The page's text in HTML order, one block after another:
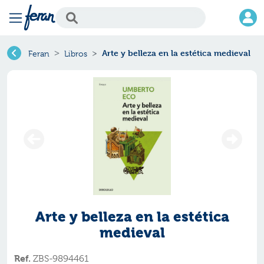
Feran Libros Arte y belleza en la estética medieval
Arte y belleza en la estética
medieval
Ref. ZBS-9894461